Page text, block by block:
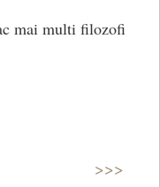
mai multi filozofi
>>>